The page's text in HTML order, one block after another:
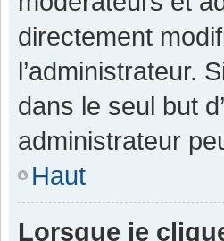
directement
l’administrateur.
dans le seul but
administrateur
Haut
Lorsque je